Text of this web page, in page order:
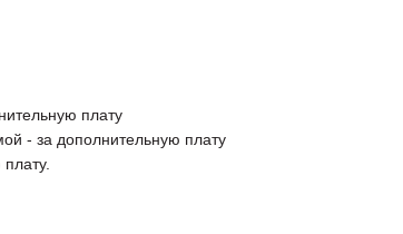
плату
- за дополнительную плату